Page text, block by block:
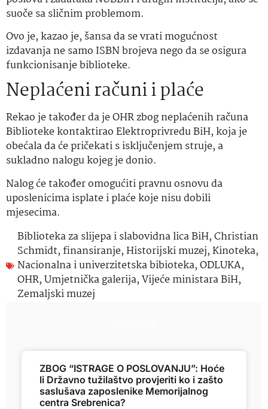
suoče sa sličnim problemom.
Ovo je, kazao je, šansa da se vrati mogućnost
izdavanja ne samo ISBN brojeva nego da se osigura
funkcionisanje biblioteke.
Neplaćeni računi i plaće
Rekao je također da je OHR zbog neplaćenih računa
Biblioteke kontaktirao Elektroprivredu BiH, koja je
obećala da će pričekati s isključenjem struje, a
sukladno nalogu kojeg je donio.
Nalog će također omogućiti pravnu osnovu da
uposlenicima isplate i plaće koje nisu dobili
mjesecima.
Biblioteka za slijepa i slabovidna lica BiH,Christian
Schmidt,finansiranje,Historijski muzej,Kinoteka,
Nacionalna i univerzitetska bibioteka,ODLUKA,
OHR,Umjetnička galerija,Vijeće ministara BiH,
Zemaljski muzej
ZBOG “ISTRAGE O POSLOVANJU”: Hoće
li Državno tužilaštvo provjeriti ko i zašto
saslušava zaposlenike Memorijalnog
centra Srebrenica?